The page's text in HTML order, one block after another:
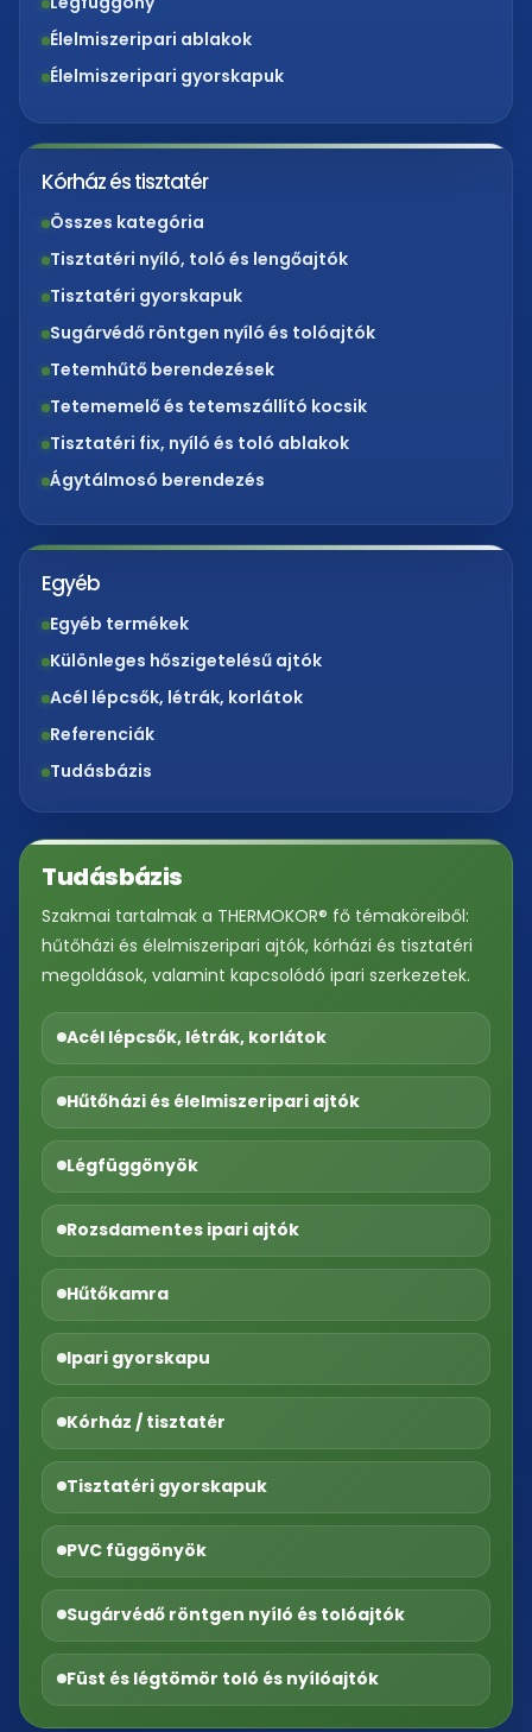
Élelmiszeripari ablakok
Élelmiszeripari gyorskapuk
Kórház és tisztatér
Összes kategória
Tisztatéri nyíló, toló és lengőajtók
Tisztatéri gyorskapuk
Sugárvédő röntgen nyíló és tolóajtók
Tetemhűtő berendezések
Tetememelő és tetemszállító kocsik
Tisztatéri fix, nyíló és toló ablakok
Ágytálmosó berendezés
Egyéb
Egyéb termékek
Különleges hőszigetelésű ajtók
Acél lépcsők, létrák, korlátok
Referenciák
Tudásbázis
Tudásbázis
Szakmai tartalmak a THERMOKOR® fő témaköreiből:
hűtőházi és élelmiszeripari ajtók, kórházi és tisztatéri
megoldások, valamint kapcsolódó ipari szerkezetek.
Acél lépcsők, létrák, korlátok
Hűtőházi és élelmiszeripari ajtók
Légfüggönyök
Rozsdamentes ipari ajtók
Hűtőkamra
Ipari gyorskapu
Kórház / tisztatér
Tisztatéri gyorskapuk
PVC függönyök
Sugárvédő röntgen nyíló és tolóajtók
Füst és légtömör toló és nyílóajtók